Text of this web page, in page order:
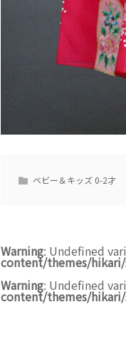
ベビー＆キッズ 0-2才
Warning: Undefined
content/themes/
Warning: Undefined
content/themes/